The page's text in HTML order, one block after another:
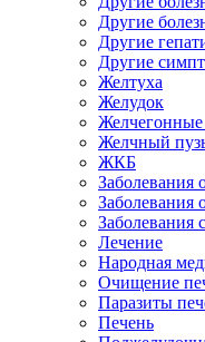
Другие
Другие
Другие
Желтуха
Желудок
Желчный
ЖКБ
Заболевания
Заболевания
Заболевания
Лечение
Народная
Очищение
Паразиты
Печень